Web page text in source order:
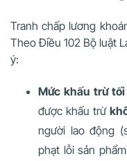
Tranh chấp lương
Theo Điều 102 Bộ luật
ý:
Mức khấu trừ tối
được khấu trừ
người lao động
phạt lỗi sản